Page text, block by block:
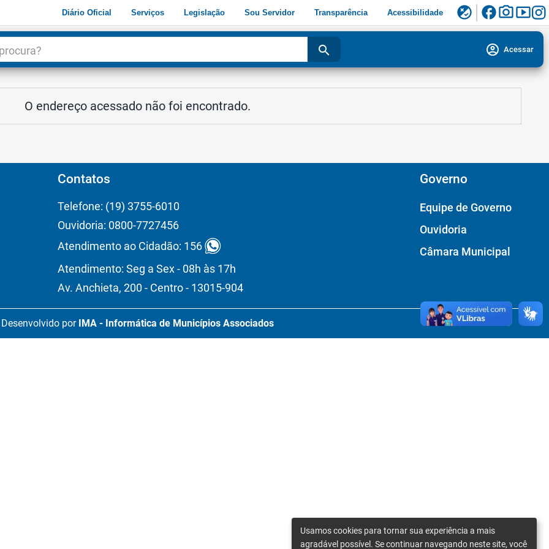
Diário Oficial Serviços Legislação Sou Servidor Transparência Acessibilidade flaky facebookphoto_camerasmart_display
search account_circle Acessar
O endereço acessado não foi encontrado.
Contatos
Telefone: (19) 3755-6010
Ouvidoria: 0800-7727456
Atendimento ao Cidadão: 156
Atendimento: Seg a Sex - 08h às 17h
Av. Anchieta, 200 - Centro - 13015-904
Governo
Equipe de Governo
Ouvidoria
Câmara Municipal
Desenvolvido por IMA - Informática de Municípios Associados
Usamos cookies para tornar sua experiência a mais
agradável possível. Se continuar navegando neste site, você